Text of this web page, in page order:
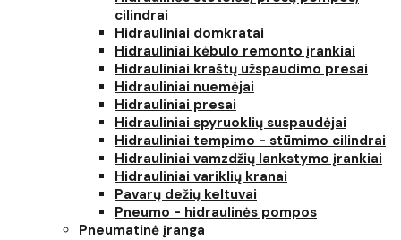
cilindrai
Hidrauliniai domkratai
Hidrauliniai kėbulo remonto įrankiai
Hidrauliniai kraštų užspaudimo presai
Hidrauliniai nuemėjai
Hidrauliniai presai
Hidrauliniai spyruoklių suspaudėjai
Hidrauliniai tempimo - stūmimo cilindrai
Hidrauliniai vamzdžių lankstymo įrankiai
Hidrauliniai variklių kranai
Pavarų dežių keltuvai
Pneumo - hidraulinės pompos
Pneumatinė įranga